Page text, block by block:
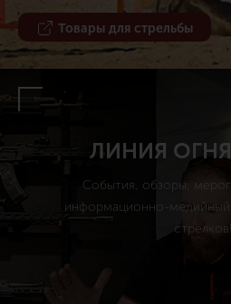
ЛИНИЯ
События, обзоры,
информационно-медийный
стрелков!
Товары для стрельбы